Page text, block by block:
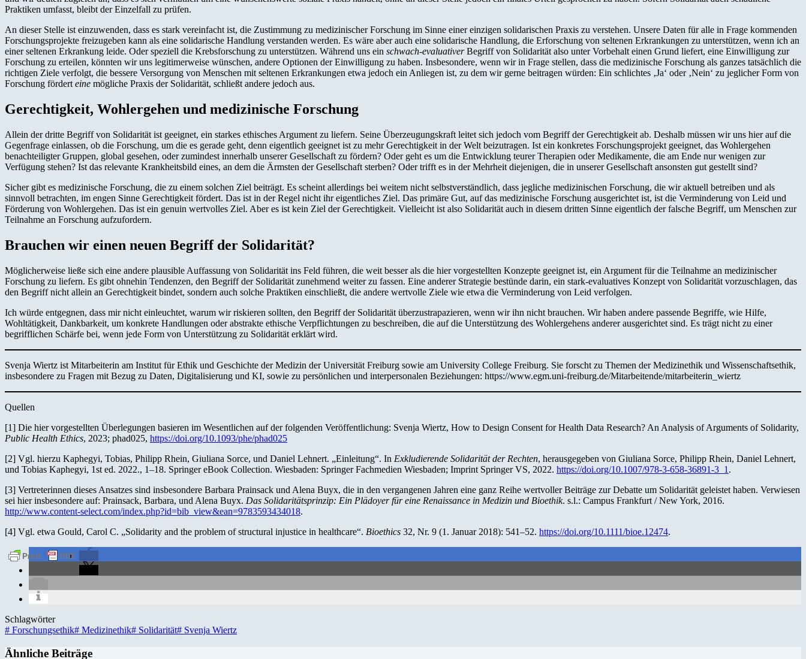
Praktiken umfasst, bleibt der Einzelfall zu prüfen.
An dieser Stelle ist einzuwenden, dass es stark vereinfacht ist, die Zustimmung zu medizinischer Forschung im Sinne einer einzigen solidarischen Praxis zu verstehen. Unsere Daten für alle in Frage kommenden
Forschungsprojekte freizugeben kann als eine solidarische Handlung verstanden werden. Es wäre aber auch eine solidarische Handlung, die Erforschung von seltenen Erkrankungen zu unterstützen, wenn ich an
einer seltenen Erkrankung leide. Oder speziell die Krebsforschung zu unterstützen. Während uns ein schwach-evaluativerBegriff von Solidarität also unter Vorbehalt einen Grund liefert, eine Einwilligung zur
Forschung zu erteilen, könnten wir uns legitimerweise wünschen, andere Optionen der Einwilligung zu haben. Insbesondere, wenn wir in Frage stellen, dass die medizinische Forschung als ganzes tatsächlich die
richtigen Ziele verfolgt, die bessere Versorgung von Menschen mit seltenen Erkrankungen etwa jedoch ein Anliegen ist, zu dem wir gerne beitragen würden: Ein schlichtes ‚Ja‘ oder ‚Nein‘ zu jeglicher Form von
Forschung fördert eine mögliche Praxis der Solidarität, schließt andere jedoch aus.
Gerechtigkeit, Wohlergehen und medizinische Forschung
Allein der dritte Begriff von Solidarität ist geeignet, ein starkes ethisches Argument zu liefern. Seine Überzeugungskraft leitet sich jedoch vom Begriff der Gerechtigkeit ab. Deshalb müssen wir uns hier auf die
Gegenfrage einlassen, ob die Forschung, um die es gerade geht, denn eigentlich geeignet ist zu mehr Gerechtigkeit in der Welt beizutragen. Ist ein konkretes Forschungsprojekt geeignet, das Wohlergehen
benachteiligter Gruppen, global gesehen, oder zumindest innerhalb unserer Gesellschaft zu fördern? Oder geht es um die Entwicklung teurer Therapien oder Medikamente, die am Ende nur wenigen zur
Verfügung stehen? Ist das relevante Krankheitsbild eines, an dem die Ärmsten der Gesellschaft sterben? Oder trifft es in der Mehrheit diejenigen, die in unserer Gesellschaft ansonsten gut gestellt sind?
Sicher gibt es medizinische Forschung, die zu einem solchen Ziel beiträgt. Es scheint allerdings bei weitem nicht selbstverständlich, dass jegliche medizinischen Forschung, die wir aktuell betreiben und als
sinnvoll betrachten, im engen Sinne Gerechtigkeit fördert. Das ist in der Regel nicht ihr eigentliches Ziel. Das primäre Gut, auf das medizinische Forschung ausgerichtet ist, ist die Verminderung von Leid und
Förderung von Wohlergehen. Das ist ein genuin wertvolles Ziel. Aber es ist kein Ziel der Gerechtigkeit. Vielleicht ist also Solidarität auch in diesem dritten Sinne eigentlich der falsche Begriff, um Menschen zur
Teilnahme an Forschung aufzufordern.
Brauchen wir einen neuen Begriff der Solidarität?
Möglicherweise ließe sich eine andere plausible Auffassung von Solidarität ins Feld führen, die weit besser als die hier vorgestellten Konzepte geeignet ist, ein Argument für die Teilnahme an medizinischer
Forschung zu liefern. Es gibt ohnehin Tendenzen, den Begriff der Solidarität zunehmend weiter zu fassen. Eine anderer Strategie bestünde darin, ein stark-evaluatives Konzept von Solidarität vorzuschlagen, das
den Begriff nicht allein an Gerechtigkeit bindet, sondern auch solche Praktiken einschließt, die andere wertvolle Ziele wie etwa die Verminderung von Leid verfolgen.
Ich würde entgegnen, dass mir nicht einleuchtet, warum wir riskieren sollten, den Begriff der Solidarität überzustrapazieren, wenn wir ihn nicht brauchen. Wir haben andere passende Begriffe, wie Hilfe,
Wohltätigkeit, Dankbarkeit, um konkrete Handlungen oder abstrakte ethische Verpflichtungen zu beschreiben, die auf die Unterstützung des Wohlergehens anderer ausgerichtet sind. Es trägt nicht zu einer
begrifflichen Schärfe bei, wenn jede Form von Unterstützung zu Solidarität erklärt wird.
Svenja Wiertz ist Mitarbeiterin am Institut für Ethik und Geschichte der Medizin der Universität Freiburg sowie am University College Freiburg. Sie forscht zu Themen der Medizinethik und Wissenschaftsethik,
insbesondere zu Fragen mit Bezug zu Daten, Digitalisierung und KI, sowie zu persönlichen und interpersonalen Beziehungen: https://www.egm.uni-freiburg.de/Mitarbeitende/mitarbeiterin_wiertz
Quellen
[1] Die hier vorgestellten Überlegungen basieren im Wesentlichen auf der folgenden Veröffentlichung: Svenja Wiertz, How to Design Consent for Health Data Research? An Analysis of Arguments of Solidarity,
Public Health Ethics, 2023; phad025, https://doi.org/10.1093/phe/phad025
[2] Vgl. hierzu Kaphegyi, Tobias, Philipp Rhein, Giuliana Sorce, und Daniel Lehnert. „Einleitung“. In Exkludierende Solidarität der Rechten, herausgegeben von Giuliana Sorce, Philipp Rhein, Daniel Lehnert,
und Tobias Kaphegyi, 1st ed. 2022., 1–18. Springer eBook Collection. Wiesbaden: Springer Fachmedien Wiesbaden; Imprint Springer VS, 2022. https://doi.org/10.1007/978-3-658-36891-3_1 .
[3] Vertreterinnen dieses Ansatzes sind insbesondere Barbara Prainsack und Alena Buyx, die in den vergangenen Jahren eine ganz Reihe wertvoller Beiträge zur Debatte um Solidarität geleistet haben. Verwiesen
sei hier insbesondere auf: Prainsack, Barbara, und Alena Buyx. Das Solidaritätsprinzip: Ein Plädoyer für eine Renaissance in Medizin und Bioethik. s.l.: Campus Frankfurt / New York, 2016.
http://www.content-select.com/index.php?id=bib_view&ean=9783593434018.
[4] Vgl. etwa Gould, Carol C. „Solidarity and the problem of structural injustice in healthcare“. Bioethics 32, Nr. 9 (1. Januar 2018): 541–52. https://doi.org/10.1111/bioe.12474.
Schlagwörter
# Forschungsethik# Medizinethik# Solidarität# Svenja Wiertz
Ähnliche Beiträge